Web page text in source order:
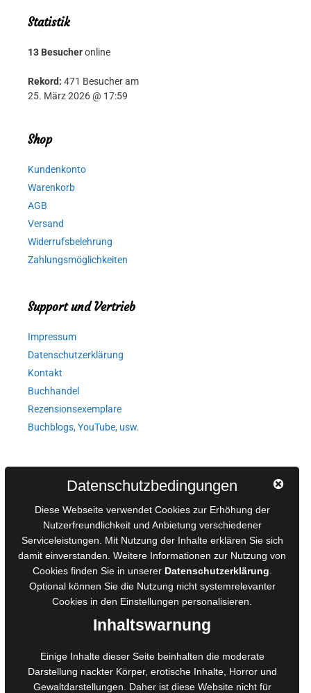
Statistik
13 Besucheronline
Rekord: 471 Besucher am
25. März 2026 @ 17:59
Shop
Kundenkonto
Warenkorb
AGB
Versand
Widerrufsbelehrung
Zahlungsmöglichkeiten
Support und Vertrieb
Impressum
Datenschutzerklärung
Kontakt
Buchhandel
Rezensionsexemplare
Buchblogs, YouTube, usw.
AGB für Medienprojekte
Online-Artikel
Manuskripte einreichen
Ausschreibungen
Belegexemplare
Eigenbedarfsexemplare
Foto- und Bildbearbeitung
Fotorestauration
Datenschutzbedingungen
Diese Webseite verwendet Cookies zur Erhöhung der
Nutzerfreundlichkeit und Anbietung verschiedener
Serviceleistungen. Mit Nutzung der Inhalte erklären Sie sich
damit einverstanden. Weitere Informationen zur Nutzung von
Cookies finden Sie in unserer Datenschutzerklärung
Optional können Sie die Nutzung nicht systemrelevanter
Cookies in den Einstellungen personalisieren.
Inhaltswarnung
Einige Inhalte dieser Seite beinhalten die moderate
Darstellung nackter Körper, erotische Inhalte, Horror und
Gewaltdarstellungen. Daher ist diese Website nicht für